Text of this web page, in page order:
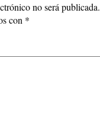
no será publicada.
con *